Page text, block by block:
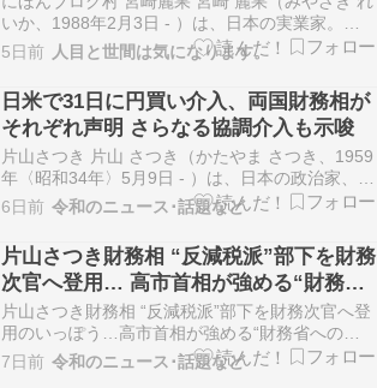
いか、1988年2月3日 - ）は、日本の実業家。長
野県諏訪市出生、東京都世田谷区出身。3度の結
婚歴があり、実子は5人。父親は政治家（元参議
院議員）の白眞勲。両親は離婚しており、"宮
崎"は母親の姓である。 母親が里帰り出産をし
た…
5日前 人目と世間は気になります。
日米で31日に円買い介入、両国財務相が
それぞれ声明 さらなる協調介入も示唆
片山さつき 片山 さつき（かたやま さつき、1959
年〈昭和34年〉5月9日 - ）は、日本の政治家、大
蔵・財務官僚、実業家、行政書士。自由民主党所
属の参議院議員（3期）、財務大臣（第25-26
代）、内閣府特命担当大臣（金融）、租税特別措
置・補助金見直し担当大臣。旧姓は、朝長（…
6日前 令和のニュース･話題など
片山さつき財務相 “反減税派”部下を財務
次官へ登用… 高市首相が強める“財務省
への不信感” 『私をのけ者にして反乱す
る気なのか』
片山さつき財務相 “反減税派”部下を財務次官へ登
用のいっぽう…高市首相が強める“財務省への不
信感”の中身 …結果的に、宇波氏が財務次官に昇
格。青木氏は国税庁長官、坂本氏は主計局長とす
7日前 令和のニュース･話題など